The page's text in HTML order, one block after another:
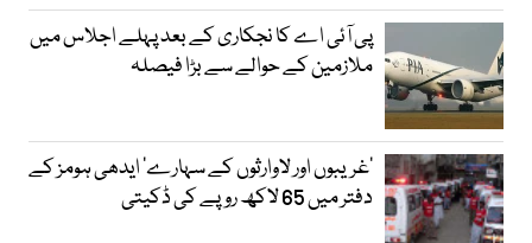
پی آئی اے کا نجکاری کے بعد پہلے اجلاس میں
ملازمین کے حوالے سے بڑا فیصلہ
’غریبوں اور لاوارثوں کے سہارے‘ ایدھی ہومز کے
دفتر میں 65 لاکھ روپے کی ڈکیتی